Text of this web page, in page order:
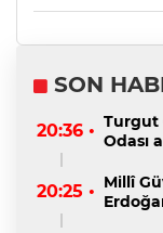
SON
20:36 • Turgut
Odası
20:25 • Millî